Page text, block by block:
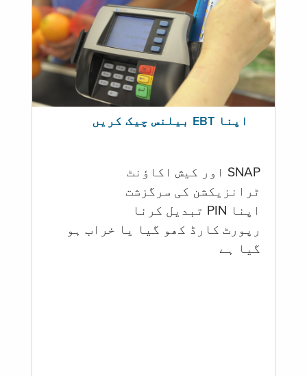
اپنا EBT بیلنس چیک کریں
SNAP اور کیش اکاؤنٹ
ٹرانزیکشن کی سرگزشت
اپنا PIN تبدیل کرنا
رپورٹ کارڈ کھو گیا یا خراب ہو
گيا ہے